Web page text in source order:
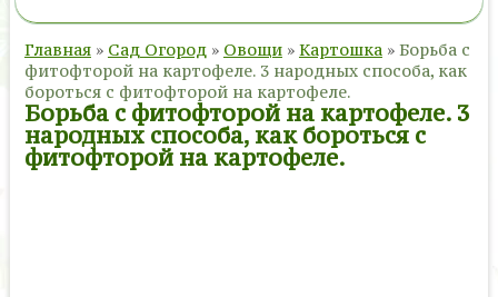
Главная » Сад Огород » Овощи » Картошка » Борьба с
фитофторой на картофеле. 3 народных способа, как
бороться с фитофторой на картофеле.
Борьба с фитофторой на картофеле. 3
народных способа, как бороться с
фитофторой на картофеле.